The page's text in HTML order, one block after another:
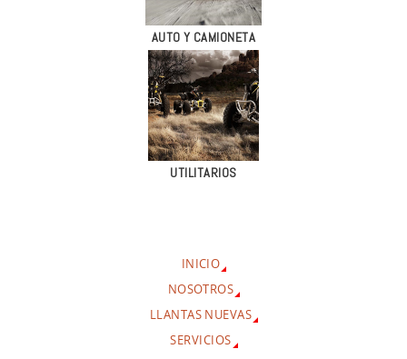
AUTO Y CAMIONETA
UTILITARIOS
INICIO
NOSOTROS
LLANTAS NUEVAS
SERVICIOS